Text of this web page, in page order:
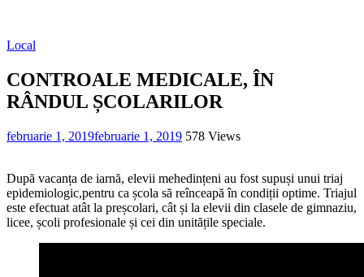
Local
CONTROALE MEDICALE, ÎN
RÂNDUL ȘCOLARILOR
februarie 1, 2019februarie 1, 2019 578 Views
După vacanța de iarnă, elevii mehedințeni au fost supuși unui triaj
epidemiologic,pentru ca școla să reînceapă în condiții optime. Triajul
este efectuat atât la preșcolari, cât și la elevii din clasele de gimnaziu,
licee, școli profesionale și cei din unitățile speciale.